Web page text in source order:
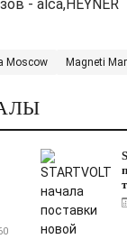
- alca,HЕYNER
Moscow Magneti